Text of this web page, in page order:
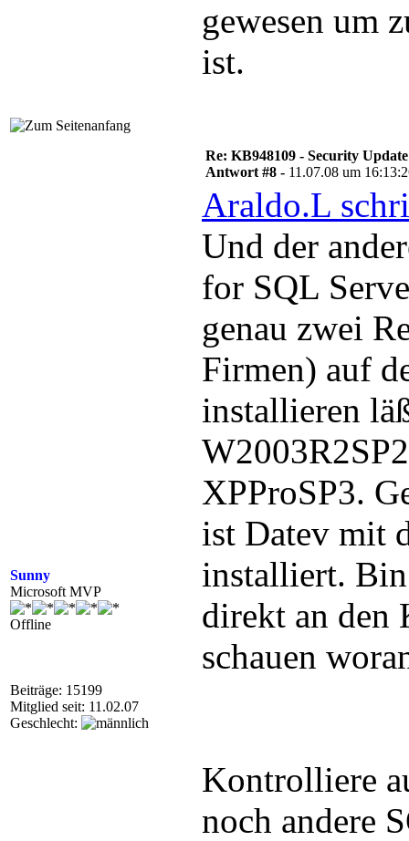
gewesen um
ist.
Sunny
Microsoft MVP
Offline
Beiträge: 15199
Mitglied seit: 11.02.07
Geschlecht:
Re: KB948109 - Security
Antwort #8 - 11.07.08 um
Araldo.L
Und der
for SQL
genau zwei
Firmen) auf
installieren
XPProSP3.
ist Datev mit
installiert.
direkt an den
schauen
Kontrolliere
noch andere